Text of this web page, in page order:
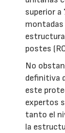
superior a
postes
No
definitiva
este
expertos
tanto el
la